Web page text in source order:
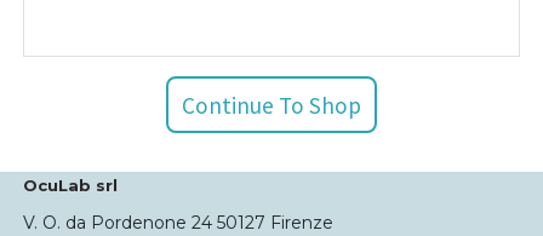
Continue To Shop
OcuLab srl
V. O. da Pordenone 24 50127 Firenze